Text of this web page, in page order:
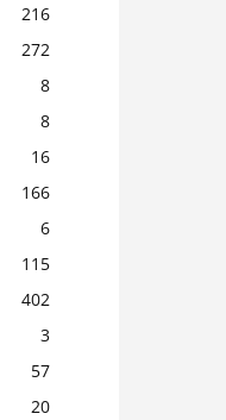
216
272
8
8
16
166
6
115
402
3
57
20